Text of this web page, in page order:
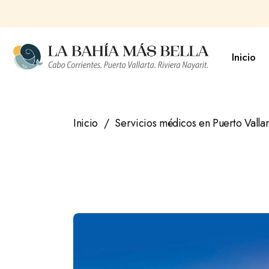
contenido
Inicio
Inicio
Servicios médicos en Puerto